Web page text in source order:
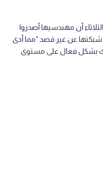
أن مهندسيها أصدروا
شبكتها عن غير قصد "مما أدى
بشكل فعال على مستوى